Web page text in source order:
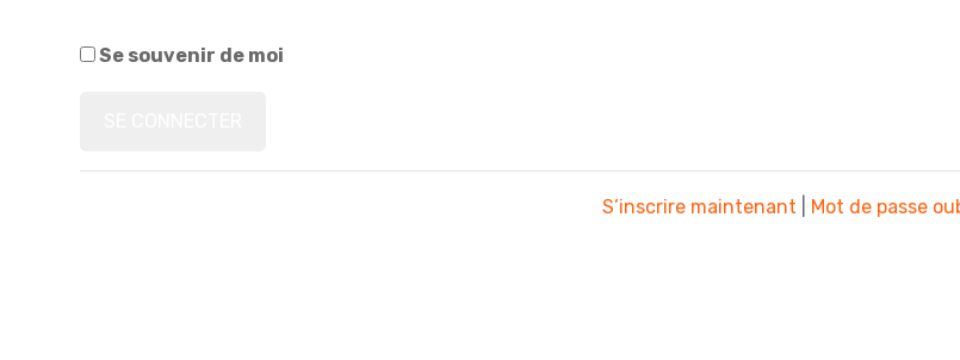
Se souvenir de moi
S’inscrire maintenant Mot de passe